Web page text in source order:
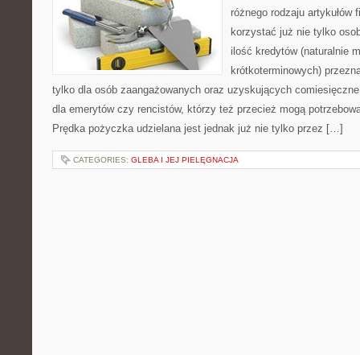
różnego rodzaju
korzystać już nie tylko
ilość kredytów (naturalnie
krótkoterminowych)
tylko dla osób zaangażowanych oraz uzyskujących
dla emerytów czy rencistów, którzy też przecież mogą
Prędka pożyczka udzielana jest jednak już nie tylko przez […]
CATEGORIES: GLEBA I JEJ PIELĘGNACJA